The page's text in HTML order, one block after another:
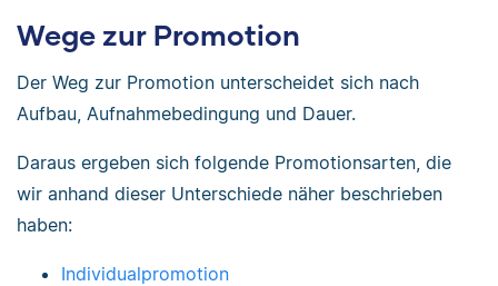
Wege zur Promotion
Der Weg zur Promotion unterscheidet sich nach
Aufbau, Aufnahmebedingung und Dauer.
Daraus ergeben sich folgende Promotionsarten, die
wir anhand dieser Unterschiede näher beschrieben
haben:
Individualpromotion